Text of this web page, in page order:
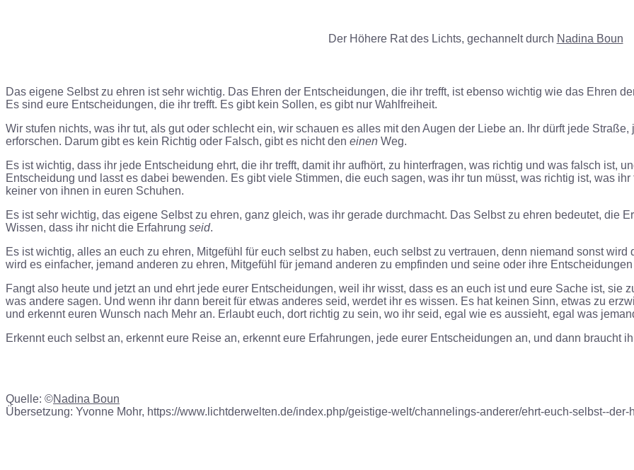
Der Höhere Rat des Lichts, gechannelt durch Nadina Boun
Das eigene Selbst zu ehren ist sehr wichtig. Das Ehren der Entscheidungen, die ihr trefft, ist ebenso wichtig wie das Ehren
Es sind eure Entscheidungen, die ihr trefft. Es gibt kein Sollen, es gibt nur Wahlfreiheit.
Wir stufen nichts, was ihr tut, als gut oder schlecht ein, wir schauen es alles mit den Augen der Liebe an. Ihr dürft jede
erforschen. Darum gibt es kein Richtig oder Falsch, gibt es nicht den einen Weg.
Es ist wichtig, dass ihr jede Entscheidung ehrt, die ihr trefft, damit ihr aufhört, zu hinterfragen, was richtig und was falsch ist,
Entscheidung und lasst es dabei bewenden. Es gibt viele Stimmen, die euch sagen, was ihr tun müsst, was richtig ist, was
keiner von ihnen in euren Schuhen.
Es ist sehr wichtig, das eigene Selbst zu ehren, ganz gleich, was ihr gerade durchmacht. Das Selbst zu ehren bedeutet, die
Wissen, dass ihr nicht die Erfahrung seid.
Es ist wichtig, alles an euch zu ehren, Mitgefühl für euch selbst zu haben, euch selbst zu vertrauen, denn niemand sonst
wird es einfacher, jemand anderen zu ehren, Mitgefühl für jemand anderen zu empfinden und seine oder ihre
Fangt also heute und jetzt an und ehrt jede eurer Entscheidungen, weil ihr wisst, dass es an euch ist und eure Sache ist, sie
was andere sagen. Und wenn ihr dann bereit für etwas anderes seid, werdet ihr es wissen. Es hat keinen Sinn, etwas zu
und erkennt euren Wunsch nach Mehr an. Erlaubt euch, dort richtig zu sein, wo ihr seid, egal wie es aussieht, egal was
Erkennt euch selbst an, erkennt eure Reise an, erkennt eure Erfahrungen, jede eurer Entscheidungen an, und dann braucht
Quelle: ©Nadina Boun
Übersetzung: Yvonne Mohr, https://www.lichtderwelten.de/index.php/geistige-welt/channelings-anderer/ehrt-euch-selbst--